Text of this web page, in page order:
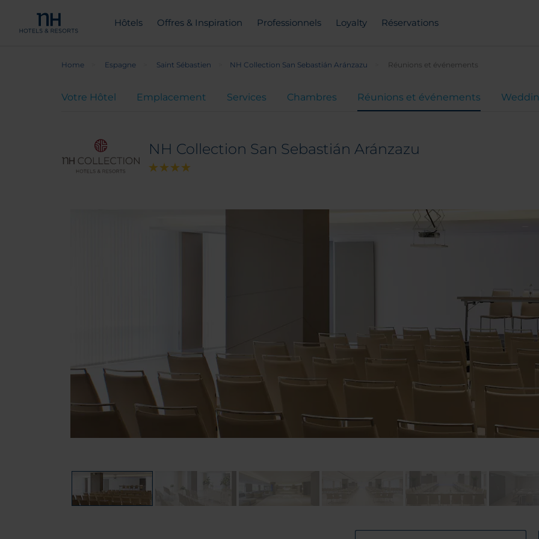
Hôtels Offres & Inspiration Professionnels Loyalty Réservations
Home Espagne Saint Sébastien NH Collection San Sebastián Aránzazu Réunions et événements
Votre Hôtel Emplacement Services Chambres Réunions et événements
NH Collection San Sebastián Aránzazu